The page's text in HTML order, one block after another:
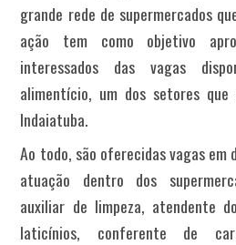
grande rede de supermercados
ação tem como objetivo
interessados das vagas
alimentício, um dos setores que
Indaiatuba.
Ao todo, são oferecidas vagas em
atuação dentro dos
auxiliar de limpeza, atendente
laticínios, conferente de